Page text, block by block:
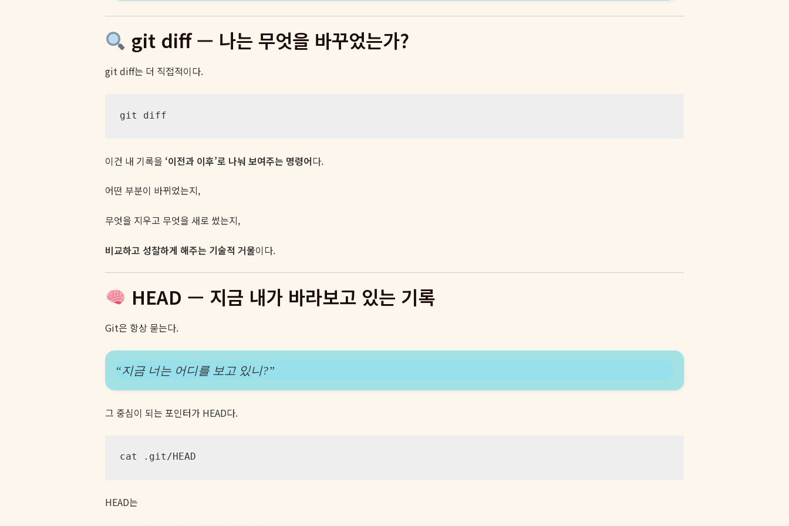
git diff — 나는 무엇을 바꾸었는가?
git diff는 더 직접적이다.
git diff
이건 내 기록을 ‘이전과 이후’로 나눠 보여주는 명령어다.
어떤 부분이 바뀌었는지,
무엇을 지우고 무엇을 새로 썼는지,
비교하고 성찰하게 해주는 기술적 거울이다.
HEAD — 지금 내가 바라보고 있는 기록
Git은 항상 묻는다.
“지금 너는 어디를 보고 있니?”
그 중심이 되는 포인터가 HEAD다.
cat .git/HEAD
HEAD는